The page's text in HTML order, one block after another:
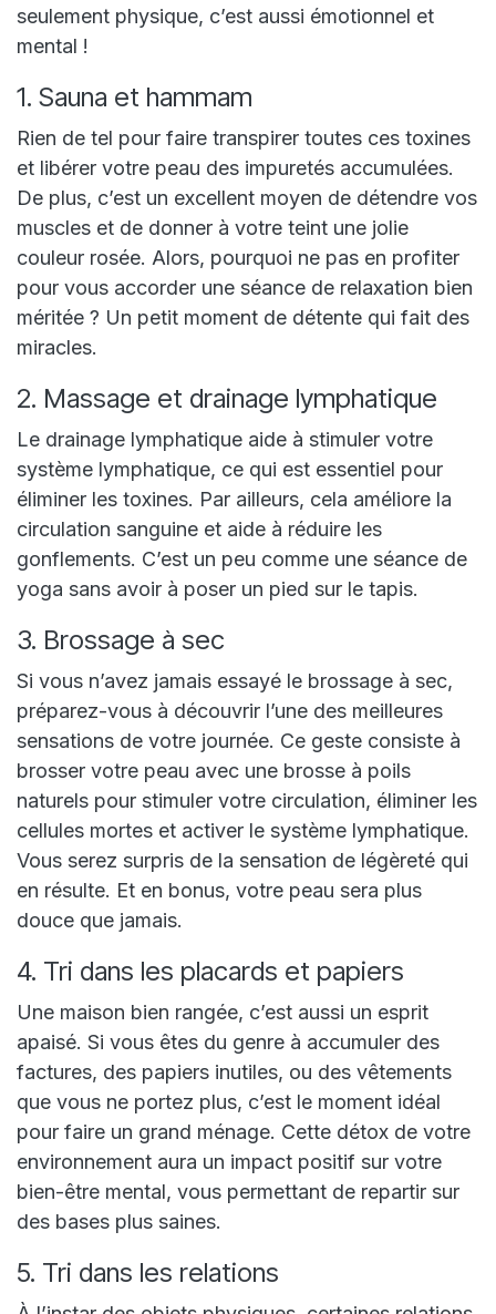
seulement physique, c’est aussi émotionnel et
mental !
1. Sauna et hammam
Rien de tel pour faire transpirer toutes ces toxines
et libérer votre peau des impuretés accumulées.
De plus, c’est un excellent moyen de détendre vos
muscles et de donner à votre teint une jolie
couleur rosée. Alors, pourquoi ne pas en profiter
pour vous accorder une séance de relaxation bien
méritée ? Un petit moment de détente qui fait des
miracles.
2. Massage et drainage lymphatique
Le drainage lymphatique aide à stimuler votre
système lymphatique, ce qui est essentiel pour
éliminer les toxines. Par ailleurs, cela améliore la
circulation sanguine et aide à réduire les
gonflements. C’est un peu comme une séance de
yoga sans avoir à poser un pied sur le tapis.
3. Brossage à sec
Si vous n’avez jamais essayé le brossage à sec,
préparez-vous à découvrir l’une des meilleures
sensations de votre journée. Ce geste consiste à
brosser votre peau avec une brosse à poils
naturels pour stimuler votre circulation, éliminer les
cellules mortes et activer le système lymphatique.
Vous serez surpris de la sensation de légèreté qui
en résulte. Et en bonus, votre peau sera plus
douce que jamais.
4. Tri dans les placards et papiers
Une maison bien rangée, c’est aussi un esprit
apaisé. Si vous êtes du genre à accumuler des
factures, des papiers inutiles, ou des vêtements
que vous ne portez plus, c’est le moment idéal
pour faire un grand ménage. Cette détox de votre
environnement aura un impact positif sur votre
bien-être mental, vous permettant de repartir sur
des bases plus saines.
5. Tri dans les relations